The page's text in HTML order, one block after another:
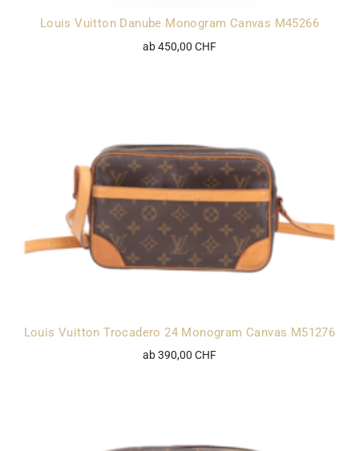
Louis Vuitton Danube Monogram Canvas M45266
ab 450,00 CHF
Louis Vuitton Trocadero 24 Monogram Canvas M51276
ab 390,00 CHF